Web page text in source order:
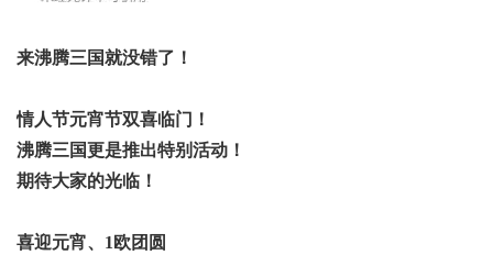
来沸腾三国就没错了！
情人节元宵节双喜临门！
沸腾三国更是推出特别活动！
期待大家的光临！
喜迎元宵、1欧团圆